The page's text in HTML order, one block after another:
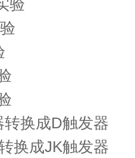
电路实
发器实
发器实
发器实
发器实
器转换成D
器转换成JK